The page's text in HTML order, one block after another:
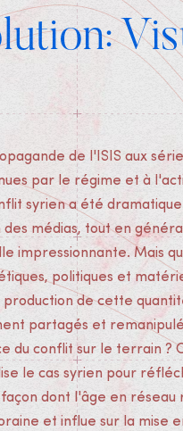
de l'ISIS aux
par le régime et à
syrien a été
médias, tout en
impressionnante. Mais
politiques et
de cette
partagés et
du conflit sur le terrain ?
le cas syrien pour
dont l'âge en réseau
et influe sur la mise
et sur les images.
la démocratie
l'analyse de
obscur des pratiques
de représentation et
dramatiquement avec
la performance de la
le plus socialement
ce livre offre un aperçu
de la guerre et de la vie à